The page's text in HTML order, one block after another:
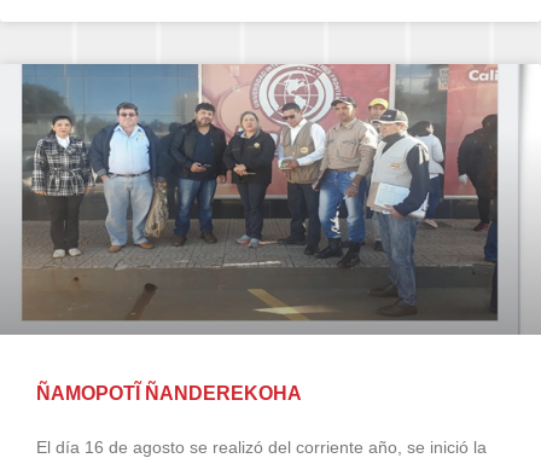
ÑAMOPOTĨ ÑANDEREKOHA
El día 16 de agosto se realizó del corriente año, se inició la